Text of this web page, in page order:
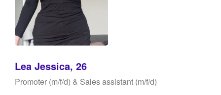
Lea Jessica, 26
Promoter (m/f/d) & Sales assistant (m/f/d)